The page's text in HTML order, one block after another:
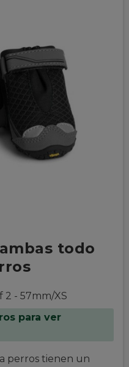
todo
2 - 57mm/XS
para ver
perros tienen un